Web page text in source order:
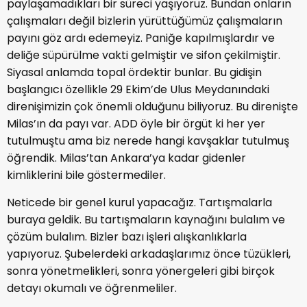
paylaşamadıkları bir süreci yaşıyoruz. Bundan onların
çalışmaları değil bizlerin yürüttüğümüz çalışmaların
payını göz ardı edemeyiz. Paniğe kapılmışlardır ve
deliğe süpürülme vakti gelmiştir ve sifon çekilmiştir.
Siyasal anlamda topal ördektir bunlar. Bu gidişin
başlangıcı özellikle 29 Ekim’de Ulus Meydanındaki
direnişimizin çok önemli olduğunu biliyoruz. Bu direnişte
Milas’ın da payı var. ADD öyle bir örgüt ki her yer
tutulmuştu ama biz nerede hangi kavşaklar tutulmuş
öğrendik. Milas’tan Ankara’ya kadar gidenler
kimliklerini bile göstermediler.
Neticede bir genel kurul yapacağız. Tartışmalarla
buraya geldik. Bu tartışmaların kaynağını bulalım ve
çözüm bulalım. Bizler bazı işleri alışkanlıklarla
yapıyoruz. Şubelerdeki arkadaşlarımız önce tüzükleri,
sonra yönetmelikleri, sonra yönergeleri gibi birçok
detayı okumalı ve öğrenmeliler.